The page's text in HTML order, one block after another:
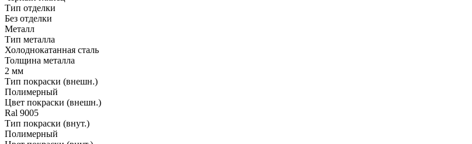
Тип отделки
Без отделки
Металл
Тип металла
Холоднокатанная сталь
Толщина металла
2 мм
Тип покраски (внешн.)
Полимерный
Цвет покраски (внешн.)
Ral 9005
Тип покраски (внут.)
Полимерный